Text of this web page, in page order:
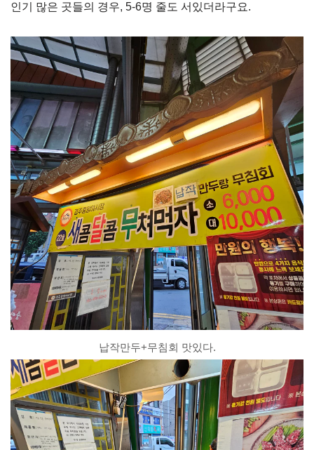
인기 많은 곳들의 경우, 5-6명 줄도 서있더라구요.
납작만두+무침회 맛있다.